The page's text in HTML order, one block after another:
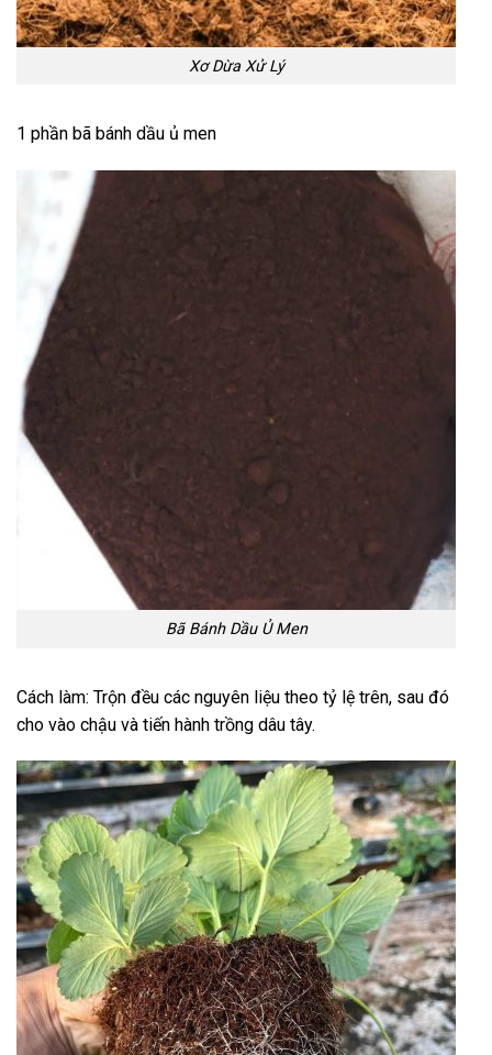
Xơ Dừa Xử Lý
1 phần bã bánh dầu ủ men
Bã Bánh Dầu Ủ Men
Cách làm: Trộn đều các nguyên liệu theo tỷ lệ trên, sau đó
cho vào chậu và tiến hành trồng dâu tây.